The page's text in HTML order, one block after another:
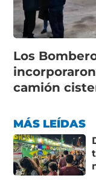
Los
camión
MÁS LEÍDAS